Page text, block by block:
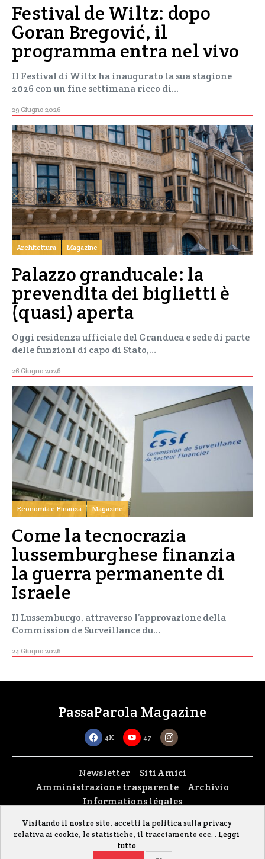
Festival de Wiltz: dopo
Goran Bregović, il
programma entra nel vivo
Il Festival di Wiltz ha inaugurato la sua stagione
2026 con un fine settimana ricco di…
29 Giugno 2026
Architettura Magazine
Palazzo granducale: la
prevendita dei biglietti è
(quasi) aperta
Oggi residenza ufficiale del Granduca e sede di parte
delle funzioni di capo di Stato,…
26 Giugno 2026
Economia e Finanza Magazine
Come la tecnocrazia
lussemburghese finanzia
la guerra permanente di
Israele
Il Lussemburgo, attraverso l’approvazione della
Commission de Surveillance du…
24 Giugno 2026
PassaParola Magazine
4K 47
Newsletter
Siti Amici
Amministrazione trasparente
Archivio
Informations légales
Copyright © 2026passaparola asbl| Made with passion byfontana.lu
Il sito è stato realizzato grazie al contributo della FISC (Federazione Italiana
Visitando il nostro sito, accetti la politica sulla privacy
relativa ai cookie, le statistiche, il tracciamento ecc. . Leggi
tutto